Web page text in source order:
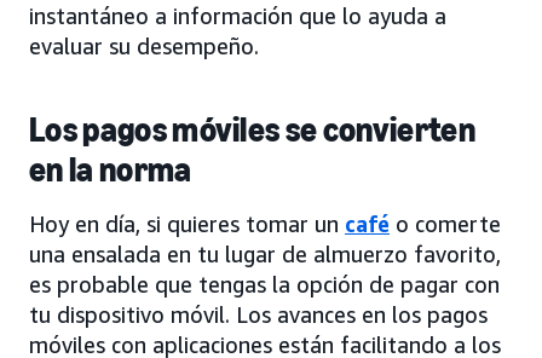
instantáneo a información que lo ayuda a
evaluar su desempeño.
Los pagos móviles se convierten
en la norma
Hoy en día, si quieres tomar un café o comerte
una ensalada en tu lugar de almuerzo favorito,
es probable que tengas la opción de pagar con
tu dispositivo móvil. Los avances en los pagos
móviles con aplicaciones están facilitando a los